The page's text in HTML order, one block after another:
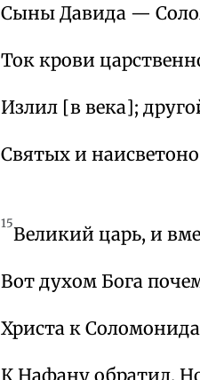
Сыны Давида —
Ток крови
Излил [в века];
Святых и
15Великий царь, и
Вот духом Бога
Христа к
К Нафану обратил.